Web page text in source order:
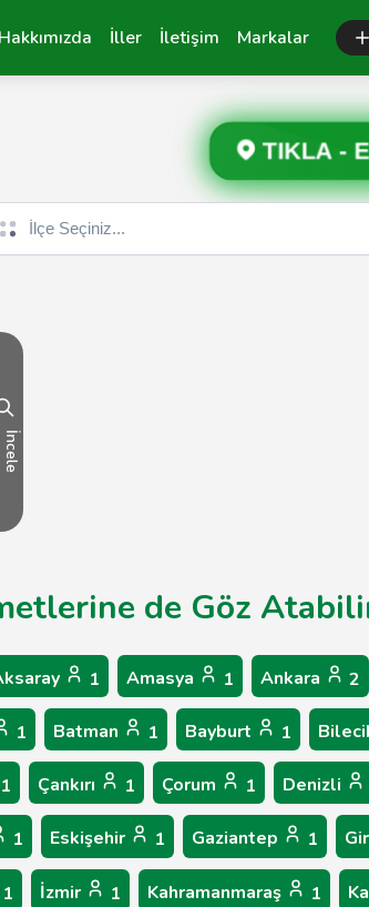
Hakkımızda İller İletişim Markalar
TIKLA -
İncele
de Göz
1 Amasya 1 Ankara 2
1 Batman 1 Bayburt 1
1 Çankırı 1 Çorum 1 Denizli
1 Eskişehir 1 Gaziantep 1
1 İzmir 1 Kahramanmaraş 1